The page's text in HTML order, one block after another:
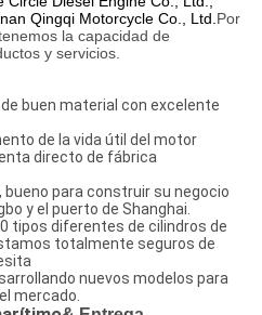
Qingqi Motorcycle Co., Ltd.Por
la capacidad de
y servicios.
buen material con excelente
de la vida útil del motor
directo de fábrica
bueno para construir su negocio
y el puerto de Shanghai.
tipos diferentes de cilindros de
totalmente seguros de
nuevos modelos para
mercado.